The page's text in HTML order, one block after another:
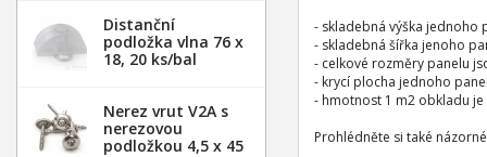
- skladebná výška jednoho
- skladebná šířka jenoho
- celkové rozměry panelu
- krycí plocha jednoho
- hmotnost 1 m2 obkladu je
Prohlédněte si také názorné
Distanční
podložka vlna 76 x
18, 20 ks/bal
Nerez vrut V2A s
nerezovou
podložkou 4,5 x 45